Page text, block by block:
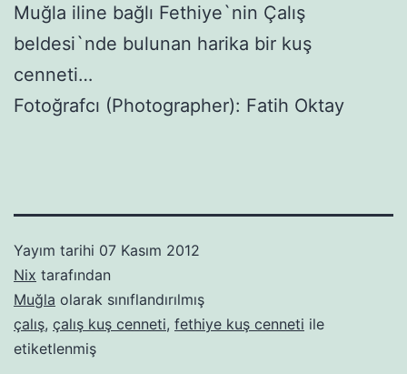
Muğla iline bağlı Fethiye`nin Çalış
beldesi`nde bulunan harika bir kuş
cenneti…
Fotoğrafcı (Photographer): Fatih Oktay
Yayım tarihi 07 Kasım 2012
Nix tarafından
Muğla olarak sınıflandırılmış
çalış, çalış kuş cenneti, fethiye kuş cenneti ile
etiketlenmiş